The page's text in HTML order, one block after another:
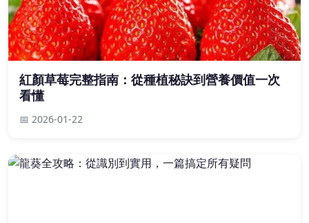
紅顏草莓完整指南：從種植秘訣到營養價值一次
看懂
📅 2026-01-22